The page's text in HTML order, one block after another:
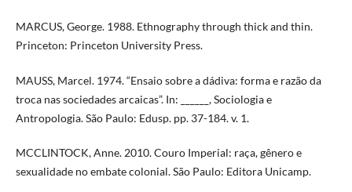
MARCUS, George. 1988. Ethnography through thick and thin.
Princeton: Princeton University Press.
MAUSS, Marcel. 1974. “Ensaio sobre a dádiva: forma e razão da
troca nas sociedades arcaicas”. In: ______, Sociologia e
Antropologia. São Paulo: Edusp. pp. 37-184. v. 1.
MCCLINTOCK, Anne. 2010. Couro Imperial: raça, gênero e
sexualidade no embate colonial. São Paulo: Editora Unicamp.